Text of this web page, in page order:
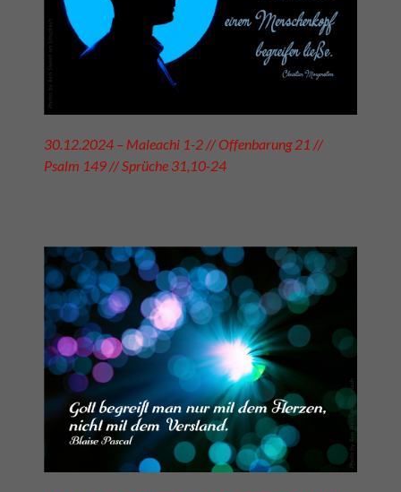
30.12.2024 – Maleachi 1-2 // Offenbarung 21 //
Psalm 149 // Sprüche 31,10-24